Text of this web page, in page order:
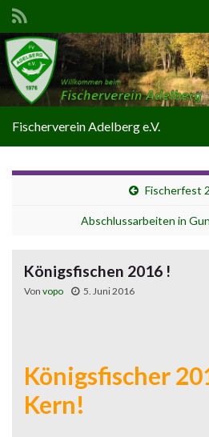
Search for:
Fischerverein Adelberg e.V.
Fischerfest
Abschlussarbeiten in
Königsfischen 2016 !
Von vopo 5. Juni 2016
Königsfischer
Kern!